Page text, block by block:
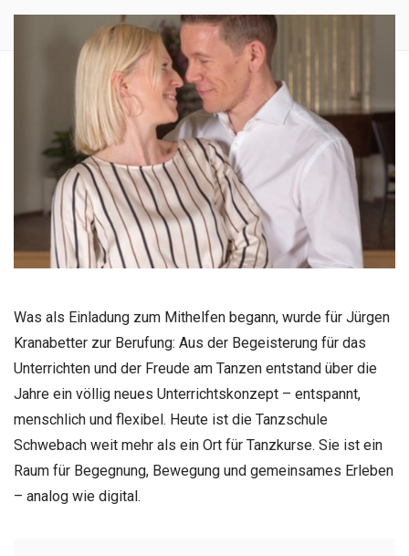
Was als Einladung zum Mithelfen begann, wurde für Jürgen
Kranabetter zur Berufung: Aus der Begeisterung für das
Unterrichten und der Freude am Tanzen entstand über die
Jahre ein völlig neues Unterrichtskonzept – entspannt,
menschlich und flexibel. Heute ist die Tanzschule
Schwebach weit mehr als ein Ort für Tanzkurse. Sie ist ein
Raum für Begegnung, Bewegung und gemeinsames Erleben
– analog wie digital.